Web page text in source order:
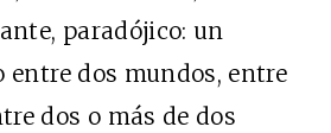
paradójico: un
entre dos mundos, entre
dos o más de dos